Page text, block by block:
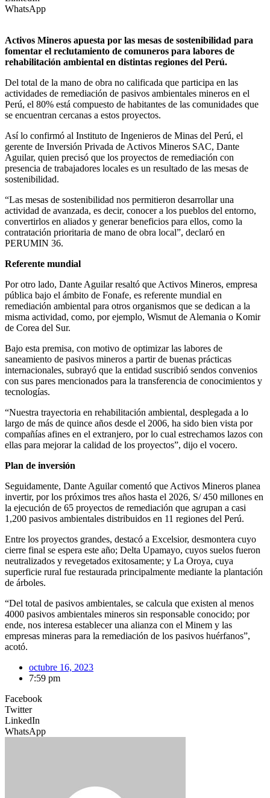
WhatsApp
Activos Mineros apuesta por las mesas de sostenibilidad para
fomentar el reclutamiento de comuneros para labores de
rehabilitación ambiental en distintas regiones del Perú.
Del total de la mano de obra no calificada que participa en las
actividades de remediación de pasivos ambientales mineros en el
Perú, el 80% está compuesto de habitantes de las comunidades que
se encuentran cercanas a estos proyectos.
Así lo confirmó al Instituto de Ingenieros de Minas del Perú, el
gerente de Inversión Privada de Activos Mineros SAC, Dante
Aguilar, quien precisó que los proyectos de remediación con
presencia de trabajadores locales es un resultado de las mesas de
sostenibilidad.
“Las mesas de sostenibilidad nos permitieron desarrollar una
actividad de avanzada, es decir, conocer a los pueblos del entorno,
convertirlos en aliados y generar beneficios para ellos, como la
contratación prioritaria de mano de obra local”, declaró en
PERUMIN 36.
Referente mundial
Por otro lado, Dante Aguilar resaltó que Activos Mineros, empresa
pública bajo el ámbito de Fonafe, es referente mundial en
remediación ambiental para otros organismos que se dedican a la
misma actividad, como, por ejemplo, Wismut de Alemania o Komir
de Corea del Sur.
Bajo esta premisa, con motivo de optimizar las labores de
saneamiento de pasivos mineros a partir de buenas prácticas
internacionales, subrayó que la entidad suscribió sendos convenios
con sus pares mencionados para la transferencia de conocimientos y
tecnologías.
“Nuestra trayectoria en rehabilitación ambiental, desplegada a lo
largo de más de quince años desde el 2006, ha sido bien vista por
compañías afines en el extranjero, por lo cual estrechamos lazos con
ellas para mejorar la calidad de los proyectos”, dijo el vocero.
Plan de inversión
Seguidamente, Dante Aguilar comentó que Activos Mineros planea
invertir, por los próximos tres años hasta el 2026, S/ 450 millones en
la ejecución de 65 proyectos de remediación que agrupan a casi
1,200 pasivos ambientales distribuidos en 11 regiones del Perú.
Entre los proyectos grandes, destacó a Excelsior, desmontera cuyo
cierre final se espera este año; Delta Upamayo, cuyos suelos fueron
neutralizados y revegetados exitosamente; y La Oroya, cuya
superficie rural fue restaurada principalmente mediante la plantación
de árboles.
“Del total de pasivos ambientales, se calcula que existen al menos
4000 pasivos ambientales mineros sin responsable conocido; por
ende, nos interesa establecer una alianza con el Minem y las
empresas mineras para la remediación de los pasivos huérfanos”,
acotó.
octubre 16, 2023
7:59 pm
Facebook
Twitter
LinkedIn
WhatsApp